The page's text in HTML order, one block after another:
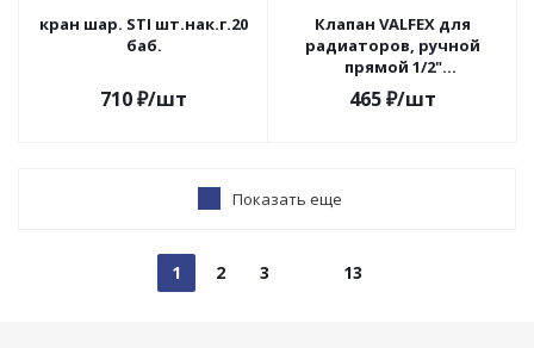
кран шар. STI шт.нак.г.20
баб.
710₽/шт
Клапан VALFEX для
радиаторов, ручной
прямой 1/2"
(компактный) (135/9) К
VF.08.R.04
465₽/шт
Показать еще
1 2 3 13